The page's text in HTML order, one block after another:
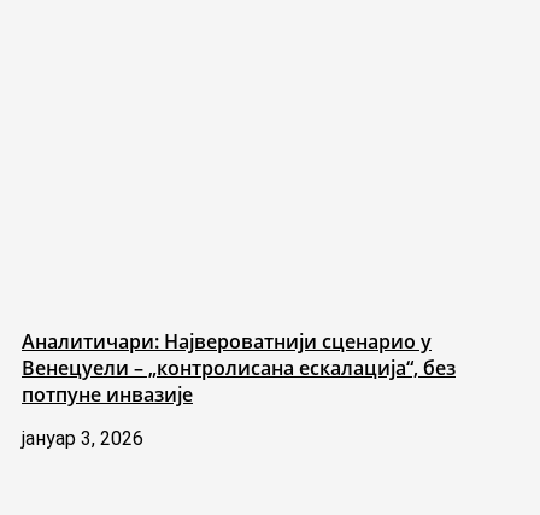
Аналитичари: Највероватнији сценарио у
Венецуели – „контролисана ескалација“, без
потпуне инвазије
јануар 3, 2026